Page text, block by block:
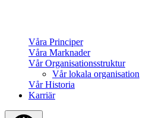
Våra Principer
Våra Marknader
Vår Organisationsstruktur
Vår lokala organisation
Vår Historia
Karriär